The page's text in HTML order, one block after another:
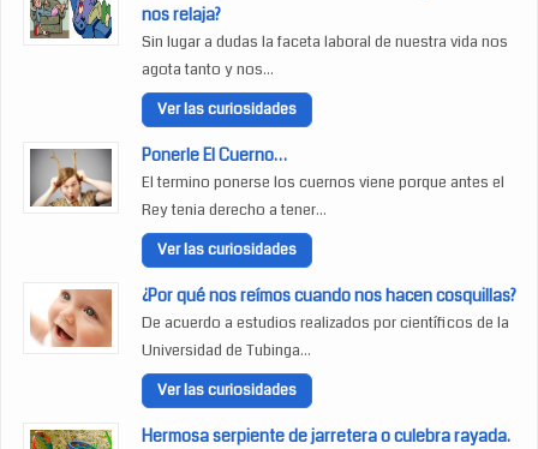
nos relaja?
Sin lugar a dudas la faceta laboral de nuestra vida nos
agota tanto y nos...
Ver las curiosidades
Ponerle El Cuerno…
El termino ponerse los cuernos viene porque antes el
Rey tenia derecho a tener...
Ver las curiosidades
¿Por qué nos reímos cuando nos hacen cosquillas?
De acuerdo a estudios realizados por científicos de la
Universidad de Tubinga...
Ver las curiosidades
Hermosa serpiente de jarretera o culebra rayada.